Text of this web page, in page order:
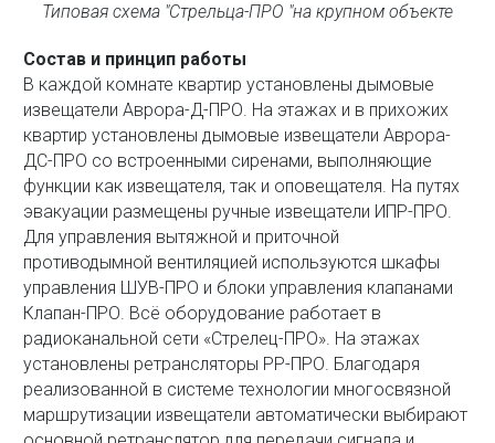
Типовая схема "Стрельца-ПРО "на крупном объекте
Состав и принцип работы
В каждой комнате квартир установлены дымовые
извещатели Аврора-Д-ПРО. На этажах и в прихожих
квартир установлены дымовые извещатели Аврора-
ДС-ПРО со встроенными сиренами, выполняющие
функции как извещателя, так и оповещателя. На путях
эвакуации размещены ручные извещатели ИПР-ПРО.
Для управления вытяжной и приточной
противодымной вентиляцией используются шкафы
управления ШУВ-ПРО и блоки управления клапанами
Клапан-ПРО. Всё оборудование работает в
радиоканальной сети «Стрелец-ПРО». На этажах
установлены ретрансляторы РР-ПРО. Благодаря
реализованной в системе технологии многосвязной
маршрутизации извещатели автоматически выбирают